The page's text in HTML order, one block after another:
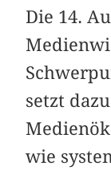
Die 14.
setzt
wie